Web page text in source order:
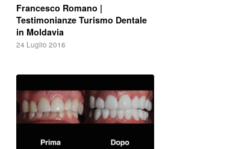
Francesco Romano |
Testimonianze Turismo Dentale
in Moldavia
24 Luglio 2016